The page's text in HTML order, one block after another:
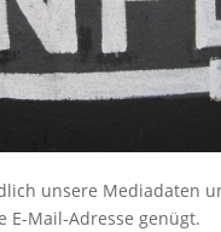
unsere Mediadaten
E-Mail-Adresse genügt.